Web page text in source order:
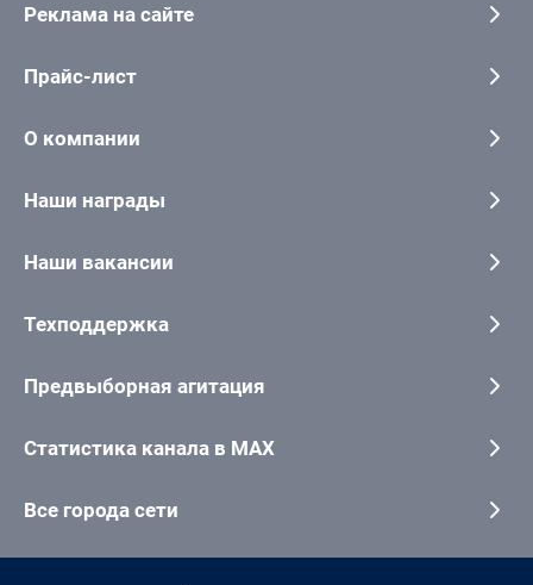
Реклама на сайте
Прайс-лист
О компании
Наши награды
Наши вакансии
Техподдержка
Предвыборная агитация
Статистика канала в MAX
Все города сети